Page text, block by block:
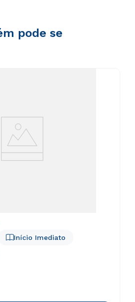
pode se
Início Imediato